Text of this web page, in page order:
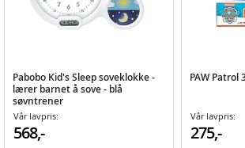
Pabobo Kid's Sleep soveklokke -
lærer barnet å sove - blå
søvntrener
Vår lavpris:
568,-
PAW Patrol
Vår lavpris:
275,-